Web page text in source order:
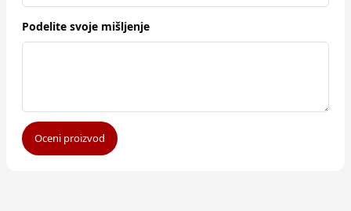
Podelite svoje mišljenje
Oceni proizvod